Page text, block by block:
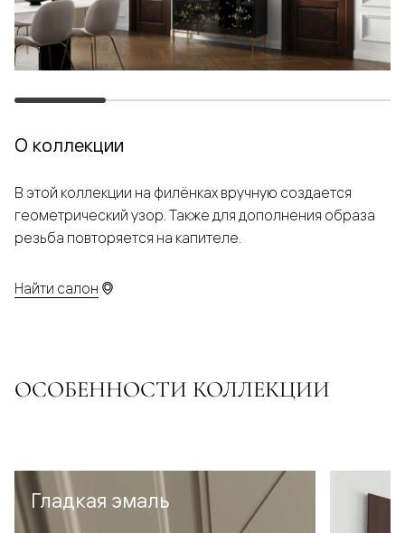
О коллекции
В этой коллекции на филёнках вручную создается
геометрический узор. Также для дополнения образа
резьба повторяется на капителе.
Найти салон
ОСОБЕННОСТИ КОЛЛЕКЦИИ
Гладкая эмаль